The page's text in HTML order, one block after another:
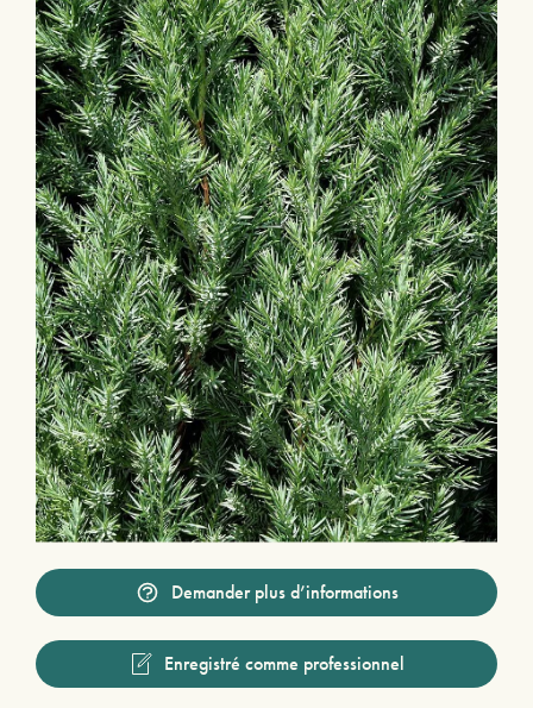
Demander plus d’informations
Enregistré comme professionnel